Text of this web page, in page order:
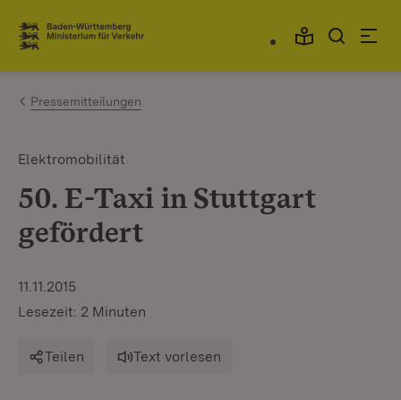
Zum Inhalt springen
Link zur Startseite
Pressemitteilungen
Elektromobilität
50. E-Taxi in Stuttgart
gefördert
11.11.2015
Lesezeit: 2 Minuten
Teilen Text vorlesen